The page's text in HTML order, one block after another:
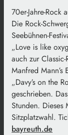
70er-Jahre-Rock
Die Rock-
Seebühnen-
„Love is like
auch zur
Manfred
„Davy’s on the
geschrieben.
Stunden.
Sitzplatzwahl.
bayreuth.de